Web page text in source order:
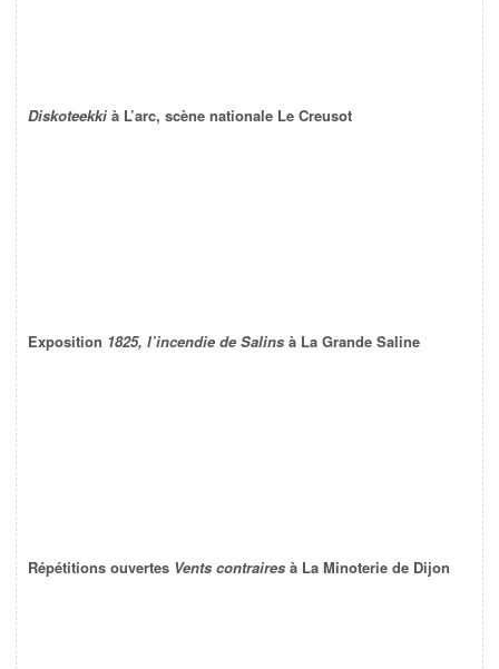
Diskoteekki à L’arc, scène nationale Le Creusot
Exposition 1825, l’incendie de Salins à La Grande Saline
Répétitions ouvertes Vents contraires à La Minoterie de Dijon